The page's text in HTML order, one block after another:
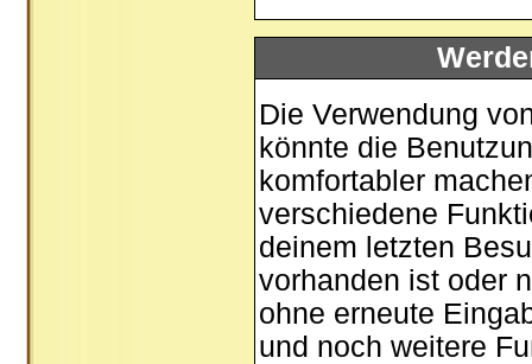
Die Verwendung
könnte die
komfortabler
verschiedene
deinem letzten
vorhanden ist oder
ohne erneute
und noch weitere